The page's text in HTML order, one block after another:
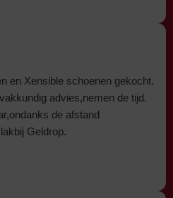
en Xensible schoenen gekocht.
advies,nemen de tijd.
de afstand
Geldrop.